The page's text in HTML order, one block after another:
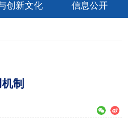
创新文化 信息公开
制